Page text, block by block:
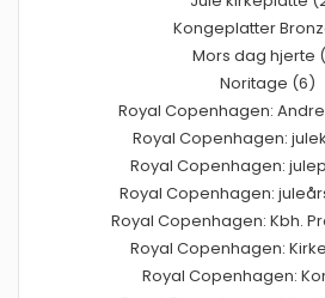
Kongeplatter
Mors dag hjerte
Noritage (6)
Royal Copenhagen:
Royal Copenhagen:
Royal Copenhagen:
Royal Copenhagen:
Royal Copenhagen: Kbh.
Royal Copenhagen:
Royal Copenhagen: